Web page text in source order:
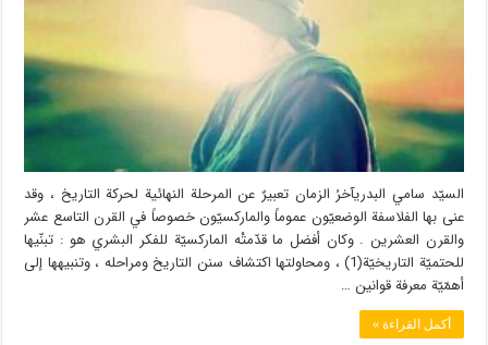
السيّد سامي البدريآخرُ الزمان تعبيرٌ عن المرحلة النهائية لحركة التاريخ ، وقد
عنى بها الفلاسفة الوضعيّون عموماً والماركسيّون خصوصاً في القرن التاسع عشر
والقرن العشرين . وكان أفضل ما قدّمتْه الماركسيّة للفكر البشري هو : تبنّيها
للحتميّة التاريخيّة(1) ، ومحاولتها اكتشاف سنن التاريخ ومراحله ، وتنبيهها إلى
أهمّيّة معرفة قوانين …
أكمل القراءة »